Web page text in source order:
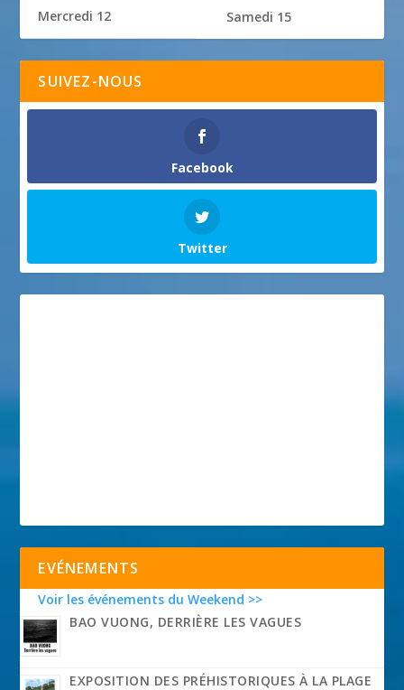
Mercredi 12 Samedi 15
SUIVEZ-NOUS
Facebook
Twitter
EVÉNEMENTS
Voir les événements du Weekend >>
BAO VUONG, DERRIÈRE LES VAGUES
EXPOSITION DES PRÉHISTORIQUES À LA PLAGE